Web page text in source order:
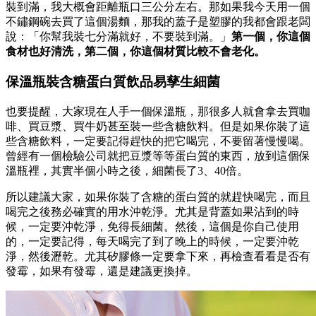
裝到滿，我大概會距離瓶口三公分左右。那如果我今天用一個
不鏽鋼碗去買了這個湯麵，那我的蓋子是塑膠的我都會跟老闆
說：「你幫我裝七分滿就好，不要裝到滿。」 第一個，你這個
食材也好清洗，第二個，你這個材質比較不會老化。
保溫瓶裝含糖蛋白質飲品易孳生細菌
也要提醒，大家現在人手一個保溫瓶，那很多人就會拿去買咖
啡、買豆漿、買牛奶甚至裝一些含糖飲料。但是如果你裝了這
些含糖飲料，一定要記得趕快的把它喝完，不要留著慢慢喝。
曾經有一個檢驗公司就把豆漿等等蛋白質的東西，放到這個保
溫瓶裡，其實半個小時之後，細菌長了3、40倍。
所以建議大家，如果你裝了含糖的蛋白質的就趕快喝完，而且
喝完之後務必確實的用水沖乾淨。尤其是背蓋如果沾到的時
候，一定要沖乾淨，免得長細菌。然後，這個是你自己使用
的，一定要記得，每天喝完了到了晚上的時候，一定要沖乾
淨，然後瀝乾。尤其矽膠條一定要拿下來，再檢查看看是否有
發霉，如果有發霉，還是建議更換掉。